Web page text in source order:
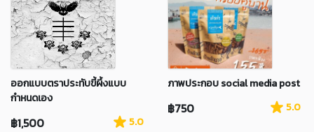
ออกแบบตราประทับขี้ผึ้งแบบ
กำหนดเอง
฿1,500 5.0
ภาพประกอบ social media post
฿750 5.0